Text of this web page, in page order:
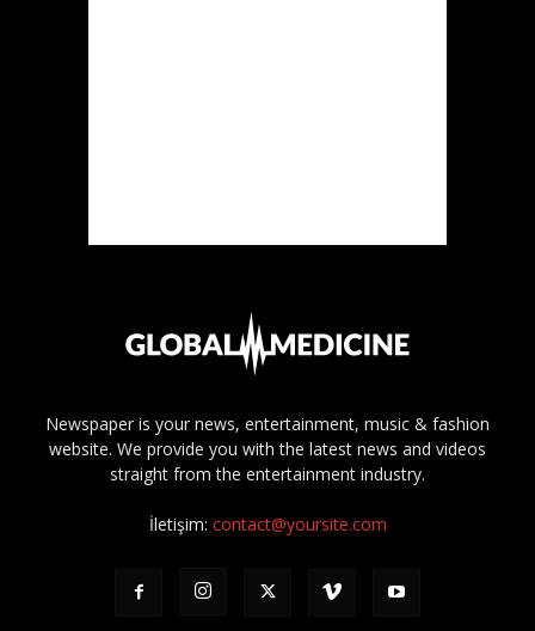
Newspaper is your news, entertainment, music & fashion
website. We provide you with the latest news and videos
straight from the entertainment industry.
İletişim: contact@yoursite.com